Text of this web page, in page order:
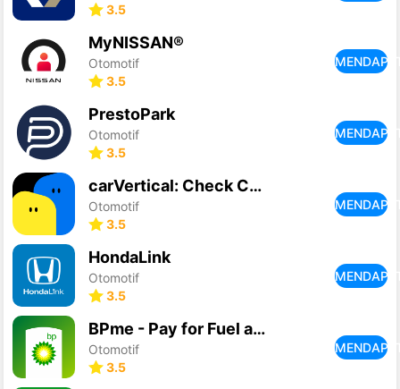
3.5
MyNISSAN®
Otomotif
3.5
PrestoPark
Otomotif
3.5
carVertical: Check Car History
Otomotif
3.5
HondaLink
Otomotif
3.5
BPme - Pay for Fuel and more
Otomotif
3.5